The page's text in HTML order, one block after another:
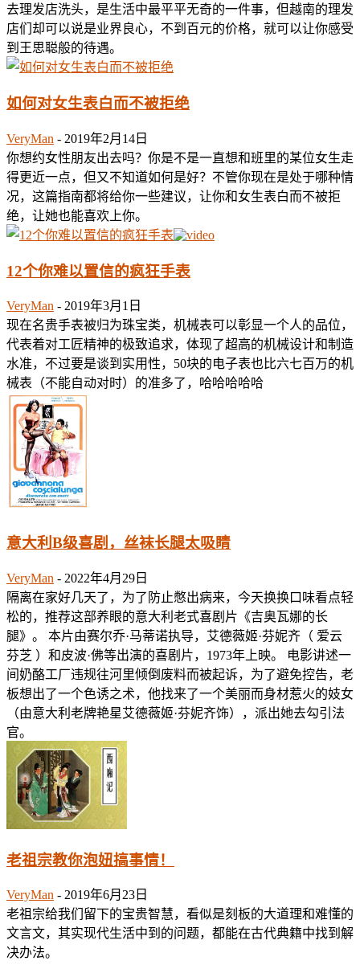
去理发店洗头，是生活中最平平无奇的一件事，但越南的理发
店们却可以说是业界良心，不到百元的价格，就可以让你感受
到王思聪般的待遇。
如何对女生表白而不被拒绝
VeryMan - 2019年2月14日
你想约女性朋友出去吗？你是不是一直想和班里的某位女生走
得更近一点，但又不知道如何是好？不管你现在是处于哪种情
况，这篇指南都将给你一些建议，让你和女生表白而不被拒
绝，让她也能喜欢上你。
12个你难以置信的疯狂手表
VeryMan - 2019年3月1日
现在名贵手表被归为珠宝类，机械表可以彰显一个人的品位，
代表着对工匠精神的极致追求，体现了超高的机械设计和制造
水准，不过要是谈到实用性，50块的电子表也比六七百万的机
械表（不能自动对时）的准多了，哈哈哈哈哈
意大利B级喜剧，丝袜长腿太吸睛
VeryMan - 2022年4月29日
隔离在家好几天了，为了防止憋出病来，今天换换口味看点轻
松的，推荐这部养眼的意大利老式喜剧片《吉奥瓦娜的长
腿》。 本片由赛尔乔·马蒂诺执导，艾德薇姬·芬妮齐（ 爱云
芬芝 ）和皮波·佛等出演的喜剧片，1973年上映。 电影讲述一
间奶酪工厂违规往河里倾倒废料而被起诉，为了避免控告，老
板想出了一个色诱之术，他找来了一个美丽而身材惹火的妓女
（由意大利老牌艳星艾德薇姬·芬妮齐饰），派出她去勾引法
官。
老祖宗教你泡妞搞事情！
VeryMan - 2019年6月23日
老祖宗给我们留下的宝贵智慧，看似是刻板的大道理和难懂的
文言文，其实现代生活中到的问题，都能在古代典籍中找到解
决办法。